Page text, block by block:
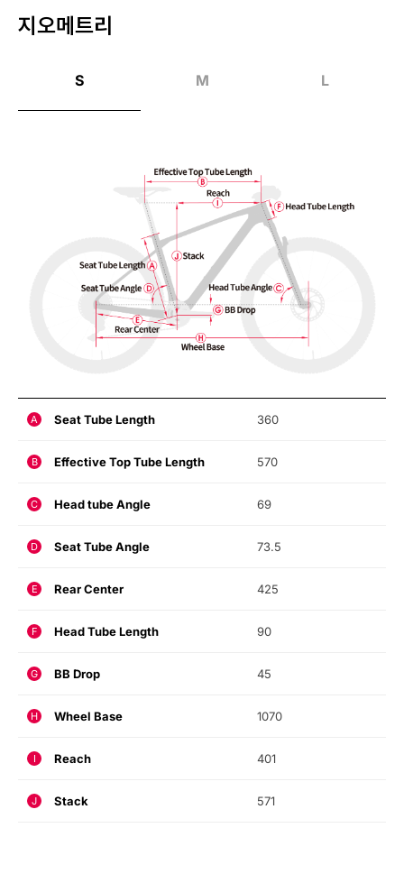
지오메트리
S M L
A Seat Tube Length 360
B Effective Top Tube Length 570
C Head tube Angle 69
D Seat Tube Angle 73.5
E Rear Center 425
F Head Tube Length 90
G BB Drop 45
H Wheel Base 1070
I Reach 401
J Stack 571